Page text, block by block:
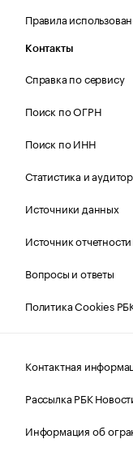
Правила
Контакты
Справка по сервису
Поиск по ОГРН
Поиск по ИНН
Статистика и
Источники данных
Источник
Вопросы и ответы
Политика Cookies
Контактная
Рассылка РБК
Информация об